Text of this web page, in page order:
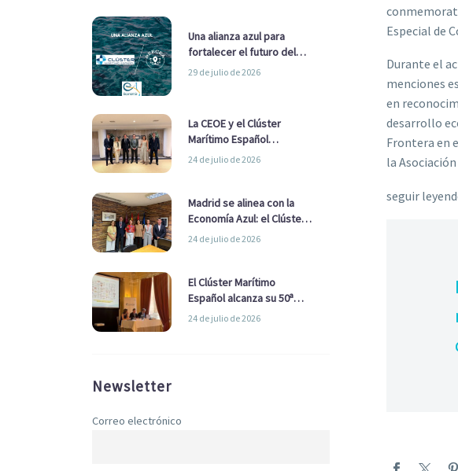
Una alianza azul para
fortalecer el futuro del
sector marítimo
29 de julio de 2026
La CEOE y el Clúster
Marítimo Español
refuerzan su alianza para
24 de julio de 2026
Madrid se alinea con la
Economía Azul: el Clúster
Marítimo Español y la Real
Ayuntamiento
24 de julio de 2026
El Clúster Marítimo
Español alcanza su 50ª
Asamblea reafirmando su
24 de julio de 2026
Newsletter
Correo electrónico
Especial de
Durante el
menciones
en
desarrollo
Frontera en
la
seguir